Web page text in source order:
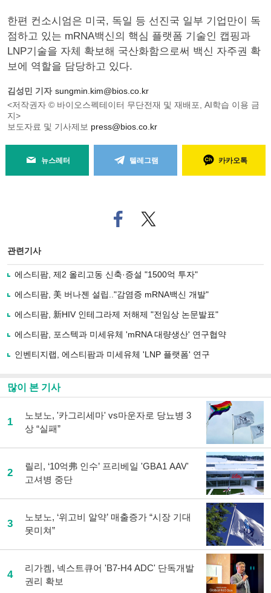
한편 컨소시엄은 미국, 독일 등 선진국 일부 기업만이 독
점하고 있는 mRNA백신의 핵심 플랫폼 기술인 캡핑과
LNP기술을 자체 확보해 국산화함으로써 백신 자주권 확
보에 역할을 담당하고 있다.
김성민 기자 sungmin.kim@bios.co.kr
<저작권자 © 바이오스펙테이터 무단전재 및 재배포, AI학습 이용 금
지>
보도자료 및 기사제보 press@bios.co.kr
뉴스레터 텔레그램 카카오톡
페
이
로
기
사
유
기
트위
터로
관련기사
에스티팜, 제2 올리고동 신축·증설 "1500억 투자"
에스티팜, 美 버나젠 설립.."감염증 mRNA백신 개발"
에스티팜, 新HIV 인테그라제 저해제 "전임상 논문발표"
에스티팜, 포스텍과 미세유체 'mRNA 대량생산' 연구협약
인벤티지랩, 에스티팜과 미세유체 'LNP 플랫폼' 연구
많이 본 기사
1
노보노, '카그리세마' vs마운자로 당뇨병 3
상 “실패”
2
릴리, ‘10억弗 인수’ 프리베일 'GBA1 AAV'
고셔병 중단
3
노보노, ‘위고비 알약’ 매출증가 “시장 기대
못미쳐”
4
리가켐, 넥스트큐어 'B7-H4 ADC' 단독개발
권리 확보